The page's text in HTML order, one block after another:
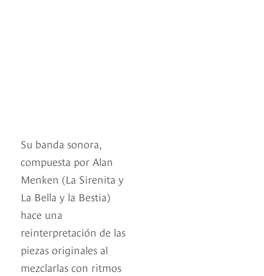
Su banda sonora,
compuesta por Alan
Menken (La Sirenita y
La Bella y la Bestia)
hace una
reinterpretación de las
piezas originales al
mezclarlas con ritmos